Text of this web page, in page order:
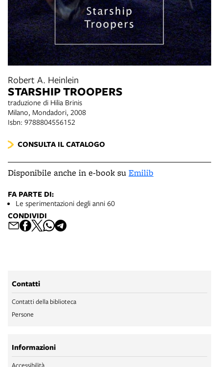
Robert A. Heinlein
STARSHIP TROOPERS
traduzione di Hilia Brinis
Milano, Mondadori, 2008
Isbn: 9788804556152
CONSULTA IL CATALOGO
Disponibile anche in e-book su Emilib
FA PARTE DI:
Le sperimentazioni degli anni 60
CONDIVIDI
Contatti
Contatti della biblioteca
Persone
Informazioni
Accessibilità